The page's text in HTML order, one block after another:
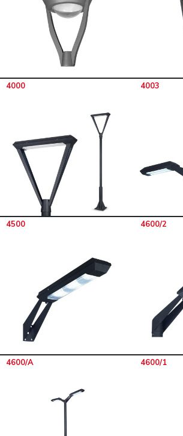
4000 4003
4500 4600/2
4600/A 4600/1